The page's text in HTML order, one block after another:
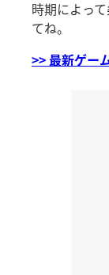
時期によっ
てね。
>> 最新ゲー